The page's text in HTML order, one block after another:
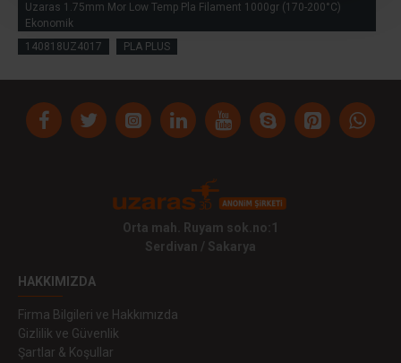
Uzaras 1.75mm Mor Low Temp Pla Filament 1000gr (170-200°C)
Ekonomik
140818UZ4017
PLA PLUS
Orta mah. Ruyam sok.no:1
Serdivan / Sakarya
HAKKIMIZDA
Firma Bilgileri ve Hakkımızda
Gizlilik ve Güvenlik
Şartlar & Koşullar